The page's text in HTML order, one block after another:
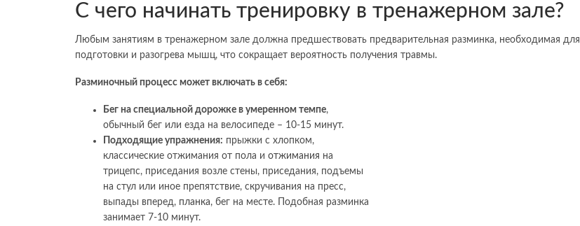
С чего начинать тренировку в тренажерном зале?
Любым занятиям в тренажерном зале должна предшествовать предварительная разминка, необходимая для
подготовки и разогрева мышц, что сокращает вероятность получения травмы.
Разминочный процесс может включать в себя:
Бег на специальной дорожке в умеренном темпе,
обычный бег или езда на велосипеде – 10-15 минут.
Подходящие упражнения: прыжки с хлопком,
классические отжимания от пола и отжимания на
трицепс, приседания возле стены, приседания, подъемы
на стул или иное препятствие, скручивания на пресс,
выпады вперед, планка, бег на месте. Подобная разминка
занимает 7-10 минут.